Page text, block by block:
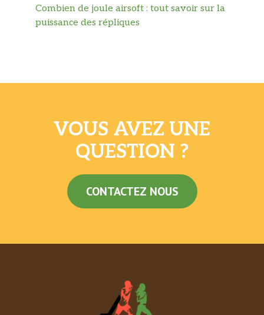
Combien de joule airsoft : tout savoir sur la
puissance des répliques
VOUS AVEZ UNE
QUESTION ?
CONTACTEZ NOUS